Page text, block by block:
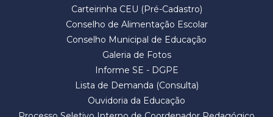
Carteirinha CEU (Pré-Cadastro)
Conselho de Alimentação Escolar
Conselho Municipal de Educação
Galeria de Fotos
Informe SE - DGPE
Lista de Demanda (Consulta)
Ouvidoria da Educação